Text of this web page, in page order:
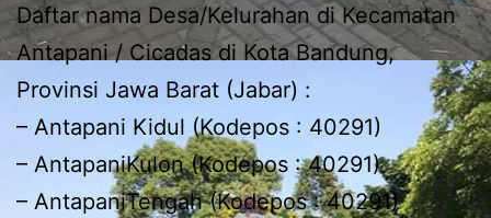
Daftar nama Desa/Kelurahan di Kecamatan
Antapani / Cicadas di Kota Bandung,
Provinsi Jawa Barat (Jabar) :
– Antapani Kidul (Kodepos : 40291)
– AntapaniKulon (Kodepos : 40291)
– AntapaniTengah (Kodepos : 40291)